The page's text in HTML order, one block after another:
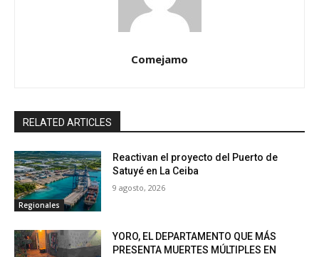
Comejamo
RELATED ARTICLES
Regionales
Reactivan el proyecto del Puerto de
Satuyé en La Ceiba
9 agosto, 2026
YORO, EL DEPARTAMENTO QUE MÁS
PRESENTA MUERTES MÚLTIPLES EN